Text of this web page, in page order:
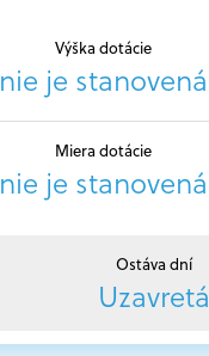
Výška dotácie
nie je stanovená
Miera dotácie
nie je stanovená
Ostáva dní
Uzavretá